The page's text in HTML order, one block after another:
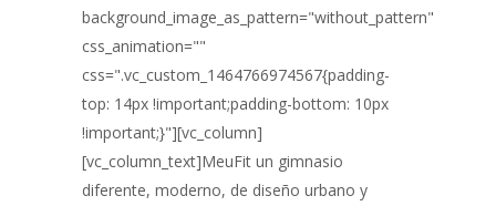
background_image_as_pattern="without_pattern"
css_animation=""
css=".vc_custom_1464766974567{padding-
top: 14px !important;padding-bottom: 10px
!important;}"][vc_column]
[vc_column_text]MeuFit un gimnasio
diferente, moderno, de diseño urbano y